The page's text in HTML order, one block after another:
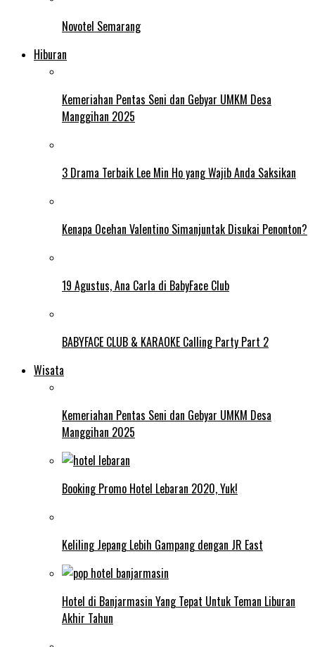
Novotel Semarang
Hiburan
Kemeriahan Pentas Seni dan Gebyar UMKM Desa
Manggihan 2025
3 Drama Terbaik Lee Min Ho yang Wajib Anda Saksikan
Kenapa Ocehan Valentino Simanjuntak Disukai Penonton?
19 Agustus, Ana Carla di BabyFace Club
BABYFACE CLUB & KARAOKE Calling Party Part 2
Wisata
Kemeriahan Pentas Seni dan Gebyar UMKM Desa
Manggihan 2025
Booking Promo Hotel Lebaran 2020, Yuk!
Keliling Jepang Lebih Gampang dengan JR East
Hotel di Banjarmasin Yang Tepat Untuk Teman Liburan
Akhir Tahun